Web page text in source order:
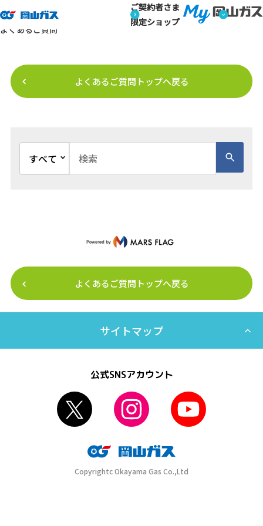
ご契約者さま
限定ショップ
トップページ
よくあるご質問【結果画面】
よくあるご質問
よくあるご質問
よくあるご質問トップへ戻る
検索キーワード入力
よくあるご質問トップへ戻る
サイトマップ
公式SNSアカウント
Copyrightc Okayama Gas Co.,Ltd